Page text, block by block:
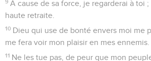
Psaumes 60
Seuls les Évangiles sont disponibles en vidéo pour le